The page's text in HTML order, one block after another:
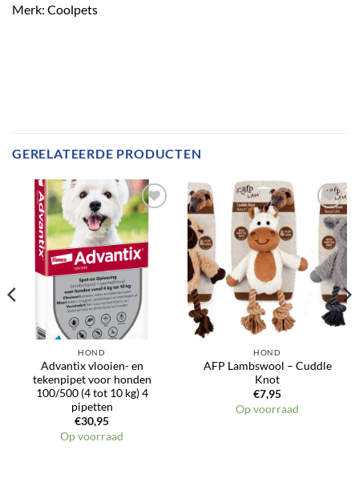
Merk: Coolpets
GERELATEERDE PRODUCTEN
Toevoegen
aan
verlanglijst
HOND
Advantix vlooien- en
tekenpipet voor honden
100/500 (4 tot 10 kg) 4
pipetten
€30,95
Op voorraad
Toevoegen
verlanglijst
HOND
AFP Lambswool – Cuddle
Knot
€7,95
Op voorraad